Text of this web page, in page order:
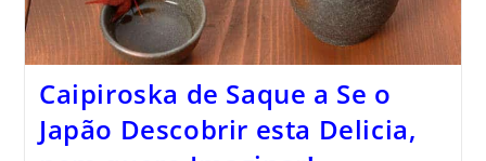
Caipiroska de Saque a Se o
Japão Descobrir esta Delicia,